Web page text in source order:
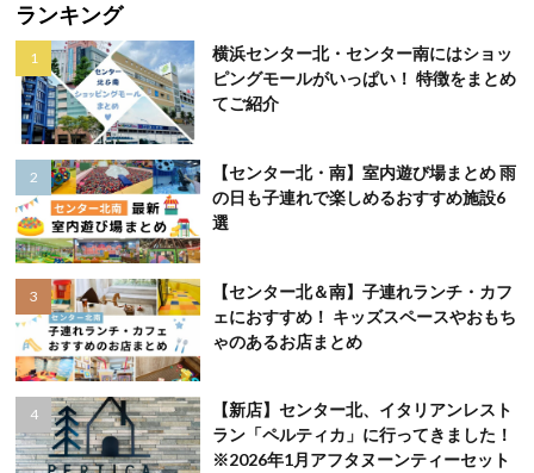
ランキング
横浜センター北・センター南にはショッ
ピングモールがいっぱい！ 特徴をまとめ
てご紹介
【センター北・南】室内遊び場まとめ 雨
の日も子連れで楽しめるおすすめ施設6
選
【センター北＆南】子連れランチ・カフ
ェにおすすめ！ キッズスペースやおもち
ゃのあるお店まとめ
【新店】センター北、イタリアンレスト
ラン「ペルティカ」に行ってきました！
※2026年1月アフタヌーンティーセット